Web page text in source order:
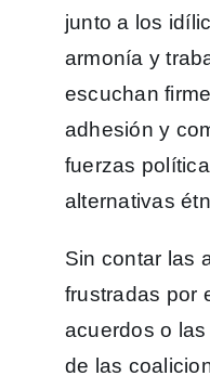
junto a los
armonía y
escuchan
adhesión y
fuerzas
alternativas
Sin contar las
frustradas por
acuerdos o
de las